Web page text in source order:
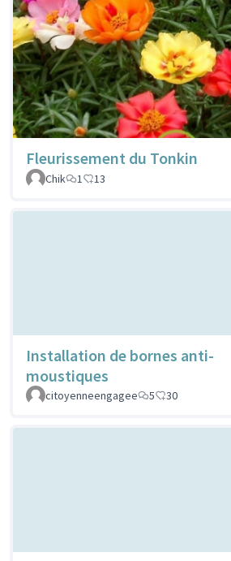
Fleurissement du Tonkin
Chik
1 13
Installation de bornes anti-
moustiques
citoyenneengagee 5 30